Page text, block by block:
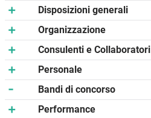
Disposizioni generali
Organizzazione
Consulenti e Collaboratori
Personale
Bandi di concorso
Performance